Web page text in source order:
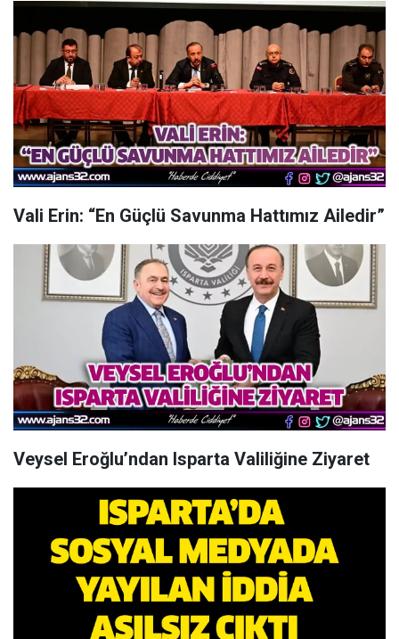
Vali Erin: “En Güçlü Savunma Hattımız Ailedir”
Veysel Eroğlu’ndan Isparta Valiliğine Ziyaret